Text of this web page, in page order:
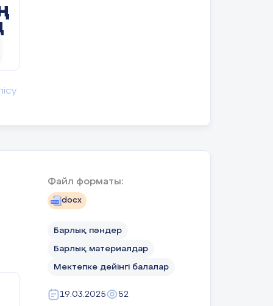
Файл форматы:
docx
Барлық пәндер
Барлық материалдар
Мектепке дейінгі балалар
19.03.2025 52